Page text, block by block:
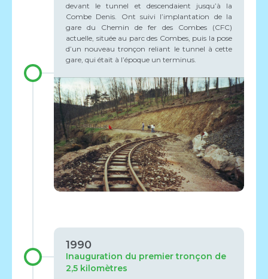
devant le tunnel et descendaient jusqu’à la
Combe Denis. Ont suivi l’implantation de la
gare du Chemin de fer des Combes (CFC)
actuelle, située au parc des Combes, puis la pose
d’un nouveau tronçon reliant le tunnel à cette
gare, qui était à l’époque un terminus.
1990
Inauguration du premier tronçon de
2,5 kilomètres